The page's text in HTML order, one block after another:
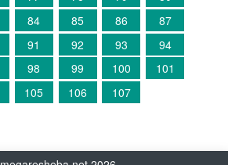
84 85 86
87
91 92 93
94
98 99 100
101
105 106 107